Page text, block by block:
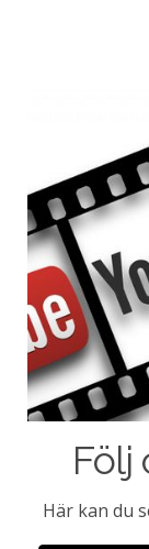
Följ
Här kan du